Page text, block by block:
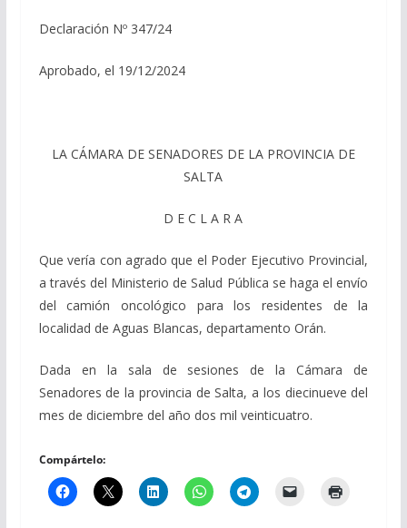
Declaración Nº 347/24
Aprobado, el 19/12/2024
LA CÁMARA DE SENADORES DE LA PROVINCIA DE
SALTA
D E C L A R A
Que vería con agrado que el Poder Ejecutivo Provincial,
a través del Ministerio de Salud Pública se haga el envío
del camión oncológico para los residentes de la
localidad de Aguas Blancas, departamento Orán.
Dada en la sala de sesiones de la Cámara de
Senadores de la provincia de Salta, a los diecinueve del
mes de diciembre del año dos mil veinticuatro.
Compártelo: